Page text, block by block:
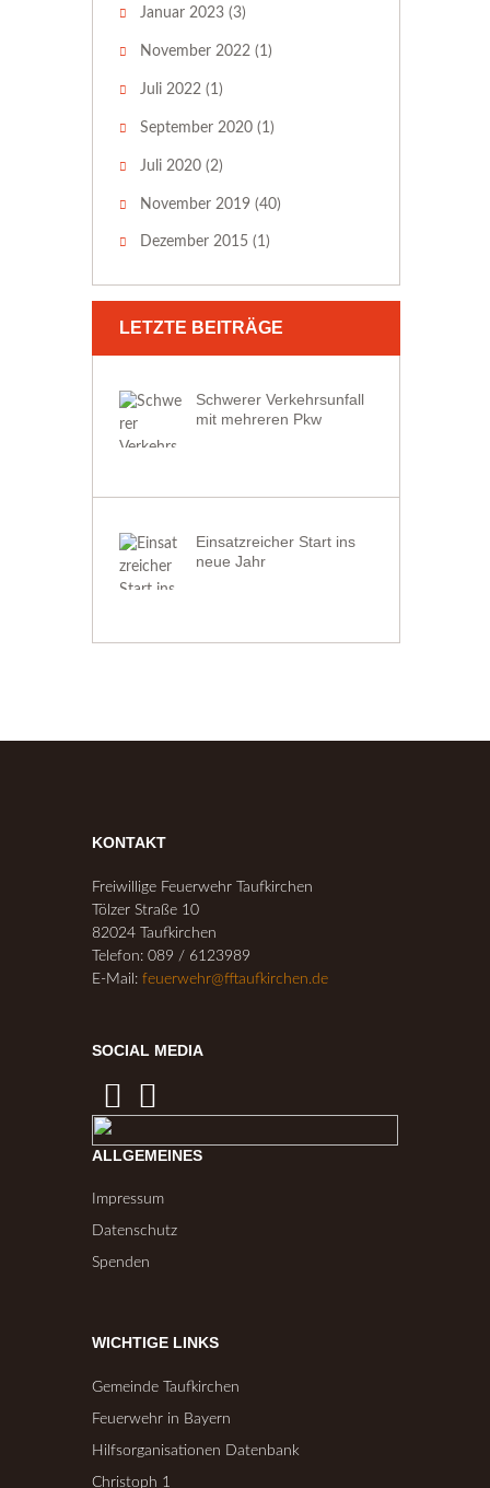
Januar 2023 (3)
November 2022 (1)
Juli 2022 (1)
September 2020 (1)
Juli 2020 (2)
November 2019 (40)
Dezember 2015 (1)
LETZTE BEITRÄGE
Schwerer Verkehrsunfall
mit mehreren Pkw
Einsatzreicher Start ins
neue Jahr
KONTAKT
Freiwillige Feuerwehr Taufkirchen
Tölzer Straße 10
82024 Taufkirchen
Telefon: 089 / 6123989
E-Mail: feuerwehr@fftaufkirchen.de
SOCIAL MEDIA
ALLGEMEINES
Impressum
Datenschutz
Spenden
WICHTIGE LINKS
Gemeinde Taufkirchen
Feuerwehr in Bayern
Hilfsorganisationen Datenbank
Christoph 1